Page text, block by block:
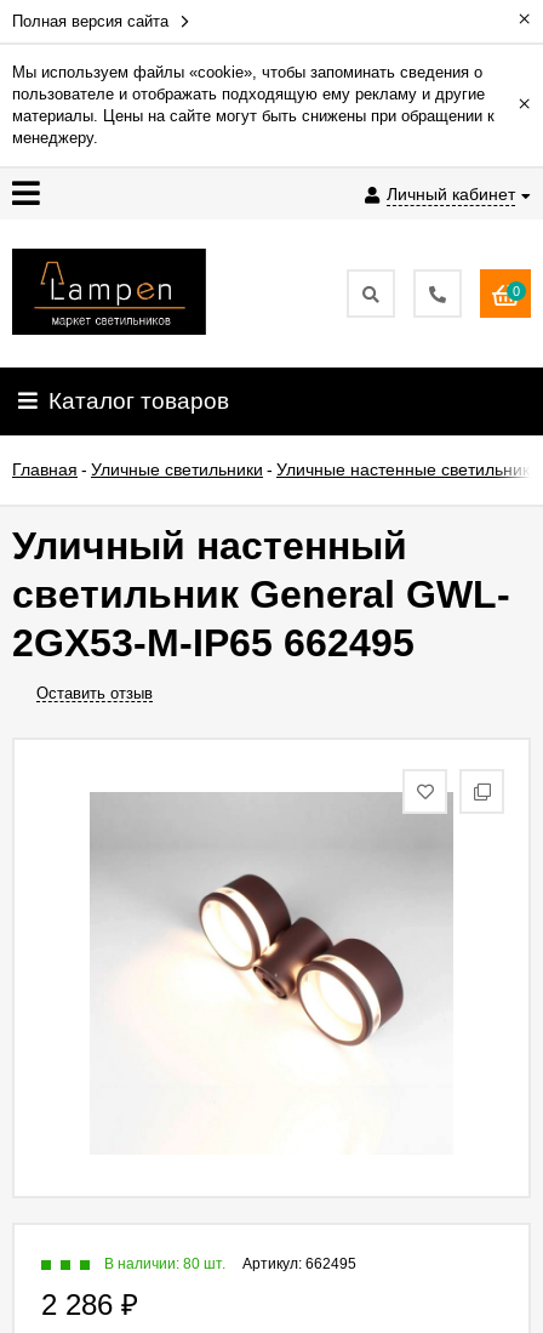
Полная версия сайта ×
Мы используем файлы «cookie», чтобы запоминать сведения о
пользователе и отображать подходящую ему рекламу и другие
материалы. Цены на сайте могут быть снижены при обращении к
менеджеру.
×
Личный кабинет
Гарантия
Доставка
и
Контакты
освещения
О
0
Каталог товаров
Главная - Уличные светильники - Уличные настенные светильники
Уличный настенный
светильник General GWL-
2GX53-M-IP65 662495
Оставить отзыв
Артикул: 662495
В наличии: 80 шт.
2 286 ₽